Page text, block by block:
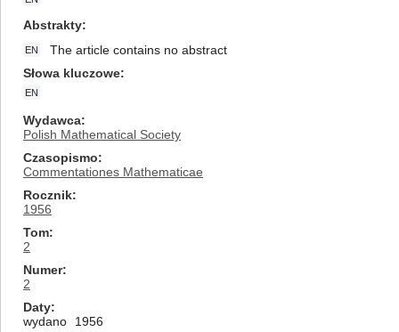
Abstrakty
EN
The article contains no abstract
Słowa kluczowe
EN
Wydawca
Polish Mathematical Society
Czasopismo
Commentationes Mathematicae
Rocznik
1956
Tom
2
Numer
2
Daty
wydano
1956